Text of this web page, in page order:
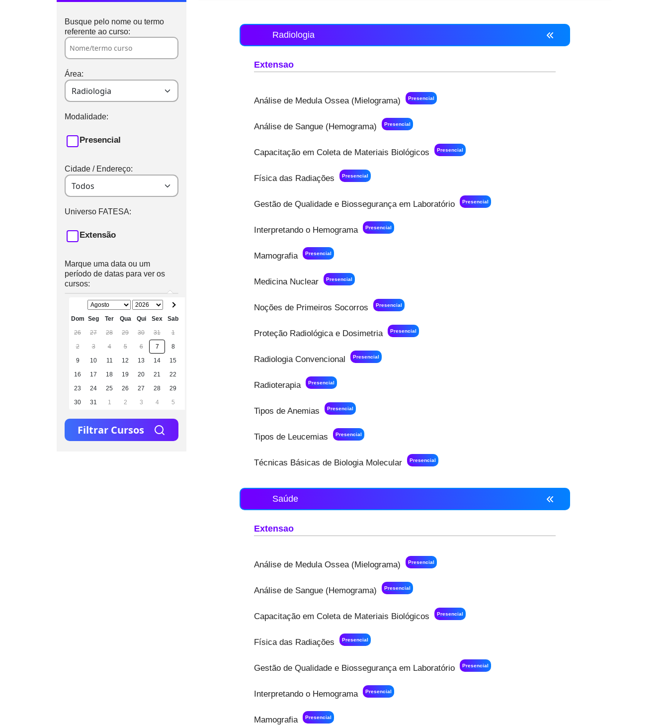
Busque pelo nome ou termo
referente ao curso:
Área:
Modalidade:
Presencial
Cidade / Endereço:
Universo FATESA:
Extensão
Marque uma data ou um
período de datas para ver os
cursos:
Dom Seg Ter Qua Qui Sex
Sab
26
27 28 29 30 31
1
2
3 4 5 6 7
8
9
10 11 12 13 14
15
16
17 18 19 20 21
22
23
24 25 26 27 28
29
30
31 1 2 3 4 5
Filtrar Cursos
Radiologia
Extensao
Análise de Medula Ossea (Mielograma) Presencial
Análise de Sangue (Hemograma) Presencial
Capacitação em Coleta de Materiais Biológicos Presencial
Física das Radiações Presencial
Gestão de Qualidade e Biossegurança em Laboratório Presencial
Interpretando o Hemograma Presencial
Mamografia Presencial
Medicina Nuclear Presencial
Noções de Primeiros Socorros Presencial
Proteção Radiológica e Dosimetria Presencial
Radiologia Convencional Presencial
Radioterapia Presencial
Tipos de Anemias Presencial
Tipos de Leucemias Presencial
Técnicas Básicas de Biologia Molecular Presencial
Saúde
Extensao
Análise de Medula Ossea (Mielograma) Presencial
Análise de Sangue (Hemograma) Presencial
Capacitação em Coleta de Materiais Biológicos Presencial
Física das Radiações Presencial
Gestão de Qualidade e Biossegurança em Laboratório Presencial
Interpretando o Hemograma Presencial
Mamografia Presencial